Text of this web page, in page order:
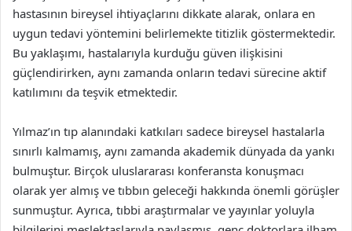
hastasının bireysel ihtiyaçlarını dikkate alarak, onlara en
uygun tedavi yöntemini belirlemekte titizlik göstermektedir.
Bu yaklaşımı, hastalarıyla kurduğu güven ilişkisini
güçlendirirken, aynı zamanda onların tedavi sürecine aktif
katılımını da teşvik etmektedir.
Yılmaz’ın tıp alanındaki katkıları sadece bireysel hastalarla
sınırlı kalmamış, aynı zamanda akademik dünyada da yankı
bulmuştur. Birçok uluslararası konferansta konuşmacı
olarak yer almış ve tıbbın geleceği hakkında önemli görüşler
sunmuştur. Ayrıca, tıbbi araştırmalar ve yayınlar yoluyla